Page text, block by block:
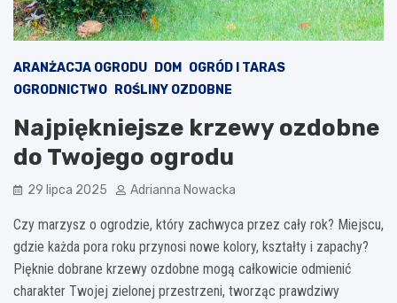
ARANŻACJA OGRODU DOM
OGRÓD I TARAS
OGRODNICTWO
ROŚLINY OZDOBNE
Najpiękniejsze krzewy ozdobne
do Twojego ogrodu
29 lipca 2025 Adrianna Nowacka
Czy marzysz o ogrodzie, który zachwyca przez cały rok? Miejscu,
gdzie każda pora roku przynosi nowe kolory, kształty i zapachy?
Pięknie dobrane krzewy ozdobne mogą całkowicie odmienić
charakter Twojej zielonej przestrzeni, tworząc prawdziwy